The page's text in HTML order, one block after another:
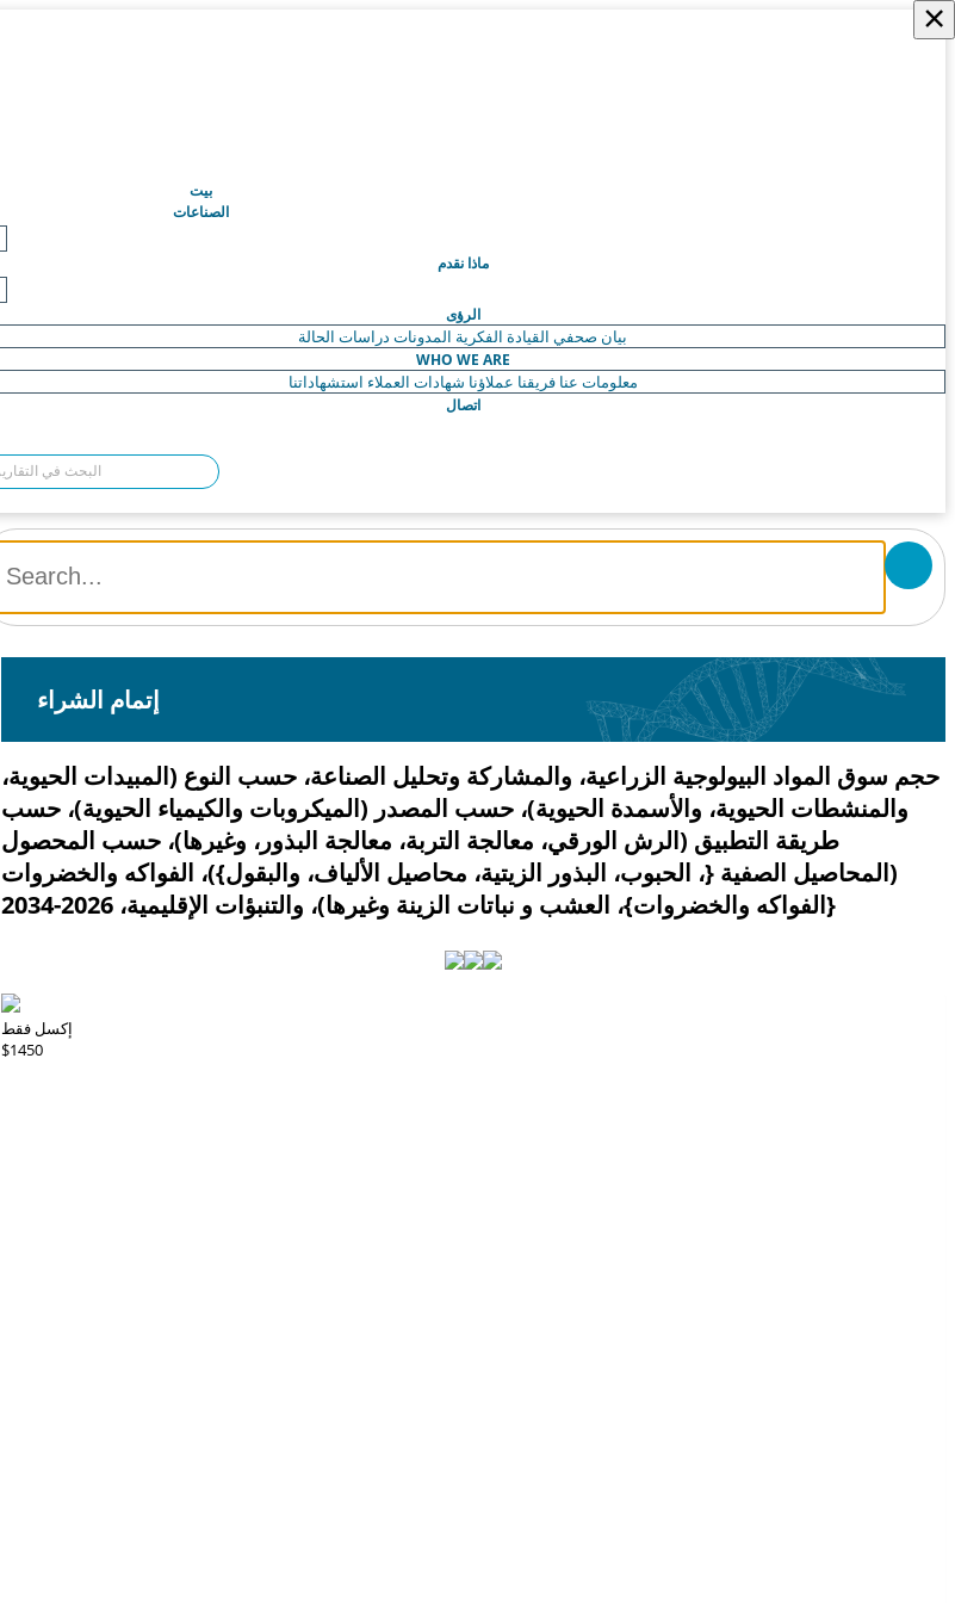
بيت
الصناعات
ماذا نقدم
الرؤى
بيان صحفي القيادة الفكرية المدونات دراسات الحالة
WHO WE ARE
معلومات عنا فريقنا عملاؤنا شهادات العملاء استشهاداتنا
اتصال
×
إتمام الشراء
حجم سوق المواد البيولوجية الزراعية، والمشاركة وتحليل الصناعة، حسب النوع (المبيدات الحيوية،
والمنشطات الحيوية، والأسمدة الحيوية)، حسب المصدر (الميكروبات والكيمياء الحيوية)، حسب
طريقة التطبيق (الرش الورقي، معالجة التربة، معالجة البذور، وغيرها)، حسب المحصول
(المحاصيل الصفية {، الحبوب، البذور الزيتية، محاصيل الألياف، والبقول})، الفواكه والخضروات
{الفواكه والخضروات}، العشب و نباتات الزينة وغيرها)، والتنبؤات الإقليمية، 2026-2034
إكسل فقط
$1450